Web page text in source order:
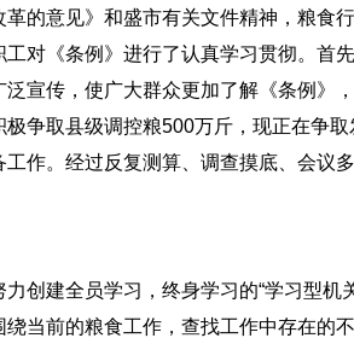
意见》和盛市有关文件精神，粮食
对《条例》进行了认真学习贯彻。首
宣传，使广大群众更加了解《条例》
争取县级调控粮500万斤，现正在争取
作。经过反复测算、调查摸底、会议
建全员学习，终身学习的“学习型机
当前的粮食工作，查找工作中存在的